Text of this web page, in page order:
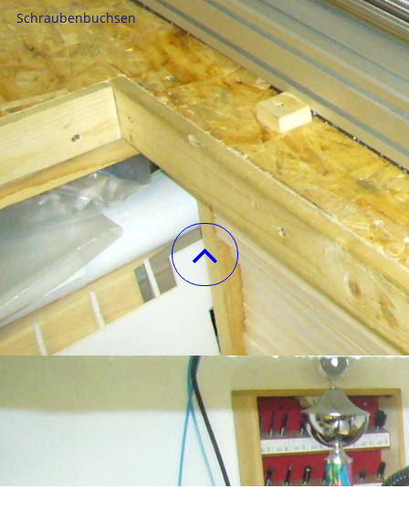
Schraubenbuchsen